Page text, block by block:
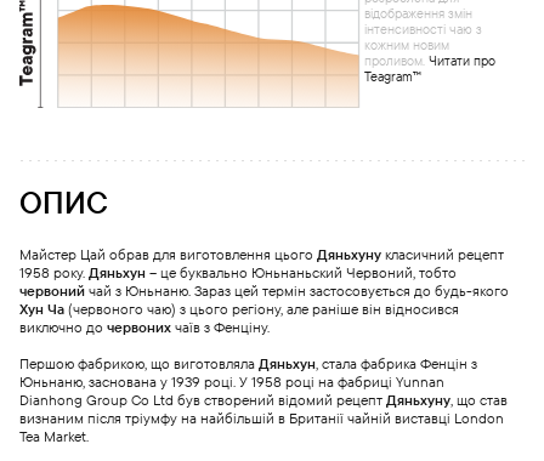
відображення змін
інтенсивності чаю з
кожним новим
проливом. Читати про
Teagram™
ОПИС
Майстер Цай обрав для виготовлення цього Дяньхуну класичний рецепт
1958 року. Дяньхун – це буквально Юньнаньский Червоний, тобто
червоний чай з Юньнаню. Зараз цей термін застосовується до будь-якого
Хун Ча (червоного чаю) з цього регіону, але раніше він відносився
виключно до червоних чаїв з Фенціну.
Першою фабрикою, що виготовляла Дяньхун , стала фабрика Фенцін з
Юньнаню, заснована у 1939 році. У 1958 році на фабриці Yunnan
Dianhong Group Сo Ltd був створений відомий рецепт Дяньхуну , що став
визнаним після тріумфу на найбільшій в Британії чайній виставці London
Tea Market.